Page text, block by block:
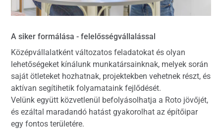
A siker formálása - felelősségvállalással
Középvállalatként változatos feladatokat és olyan
lehetőségeket kínálunk munkatársainknak, melyek során
saját ötleteket hozhatnak, projektekben vehetnek részt, és
aktívan segítihetik folyamataink fejlődését.
Velünk együtt közvetlenül befolyásolhatja a Roto jövőjét,
és ezáltal maradandó hatást gyakorolhat az építőipar
egy fontos területére.